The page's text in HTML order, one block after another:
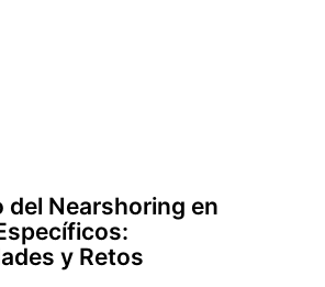
del Nearshoring en
y Retos